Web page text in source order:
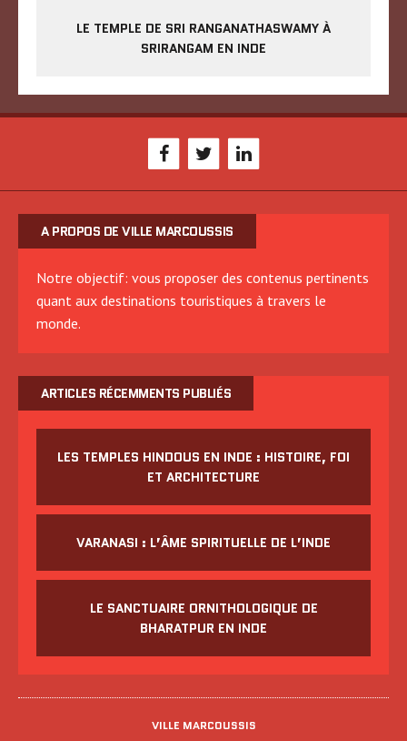
LE TEMPLE DE SRI RANGANATHASWAMY À
SRIRANGAM EN INDE
A PROPOS DE VILLE MARCOUSSIS
Notre objectif: vous proposer des contenus pertinents
quant aux destinations touristiques à travers le
monde.
ARTICLES RÉCEMMENTS PUBLIÉS
LES TEMPLES HINDOUS EN INDE : HISTOIRE, FOI
ET ARCHITECTURE
VARANASI : L’ÂME SPIRITUELLE DE L’INDE
LE SANCTUAIRE ORNITHOLOGIQUE DE
BHARATPUR EN INDE
VILLE MARCOUSSIS